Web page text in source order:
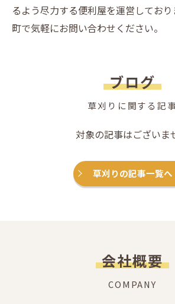
るよう尽力する便利屋を運営してお
町で気軽にお問い合わせください。
ブログ
草刈りに関する記
対象の記事はございま
草刈りの記事一覧へ
会社概要
COMPANY